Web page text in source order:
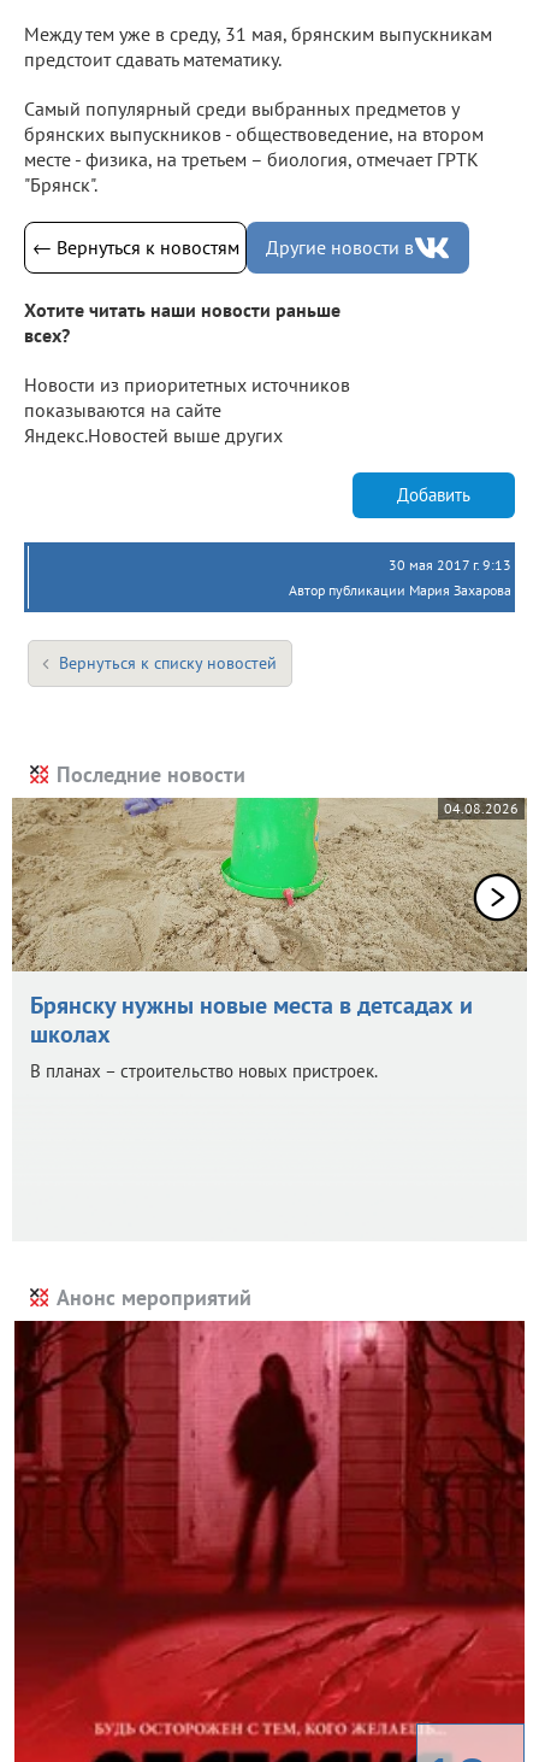
Между тем уже в среду, 31 мая, брянским выпускникам
предстоит сдавать математику.
Самый популярный среди выбранных предметов у
брянских выпускников - обществоведение, на втором
месте - физика, на третьем – биология, отмечает ГРТК
"Брянск".
← Вернуться к новостям Другие новости в
Хотите читать наши новости раньше
всех?
Новости из приоритетных источников
показываются на сайте
Яндекс.Новостей выше других
Добавить
30 мая 2017 г. 9:13
Автор публикации Мария Захарова
Вернуться к списку новостей
Последние новости
04.08.2026
Брянску нужны новые места в детсадах и
школах
В планах – строительство новых пристроек.
Анонс мероприятий